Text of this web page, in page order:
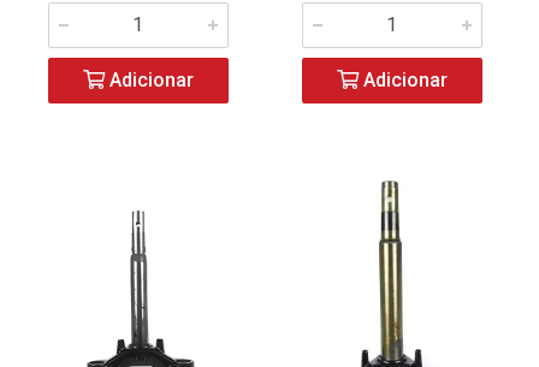
Adicionar Adicionar